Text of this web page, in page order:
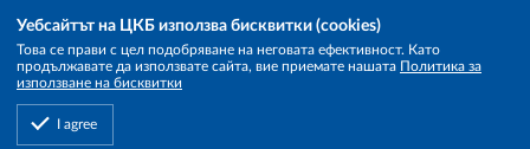
Уебсайтът на ЦКБ използва бисквитки (cookies)
Това се прави с цел подобряване на неговата ефективност. Като
продължавате да използвате сайта, вие приемате нашата Политика за
използване на бисквитки
I agree